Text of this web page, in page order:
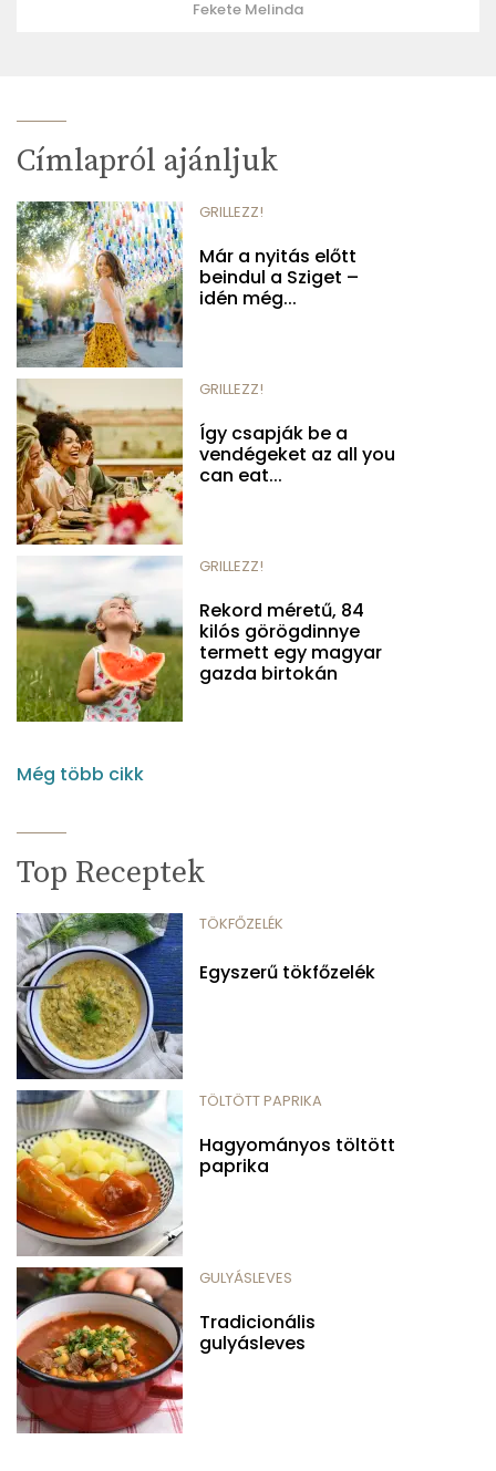
Fekete Melinda
Címlapról ajánljuk
GRILLEZZ!
Már a nyitás előtt
beindul a Sziget –
idén még...
GRILLEZZ!
Így csapják be a
vendégeket az all you
can eat...
GRILLEZZ!
Rekord méretű, 84
kilós görögdinnye
termett egy magyar
gazda birtokán
Még több cikk
Top Receptek
TÖKFŐZELÉK
Egyszerű tökfőzelék
TÖLTÖTT PAPRIKA
Hagyományos töltött
paprika
GULYÁSLEVES
Tradicionális
gulyásleves